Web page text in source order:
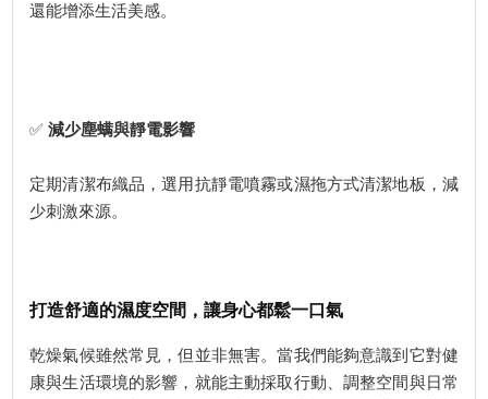
還能增添生活美感。
✅減少塵螨與靜電影響
定期清潔布織品，選用抗靜電噴霧或濕拖方式清潔地板，減
少刺激來源。
打造舒適的濕度空間，讓身心都鬆一口氣
乾燥氣候雖然常見，但並非無害。當我們能夠意識到它對健
康與生活環境的影響，就能主動採取行動、調整空間與日常